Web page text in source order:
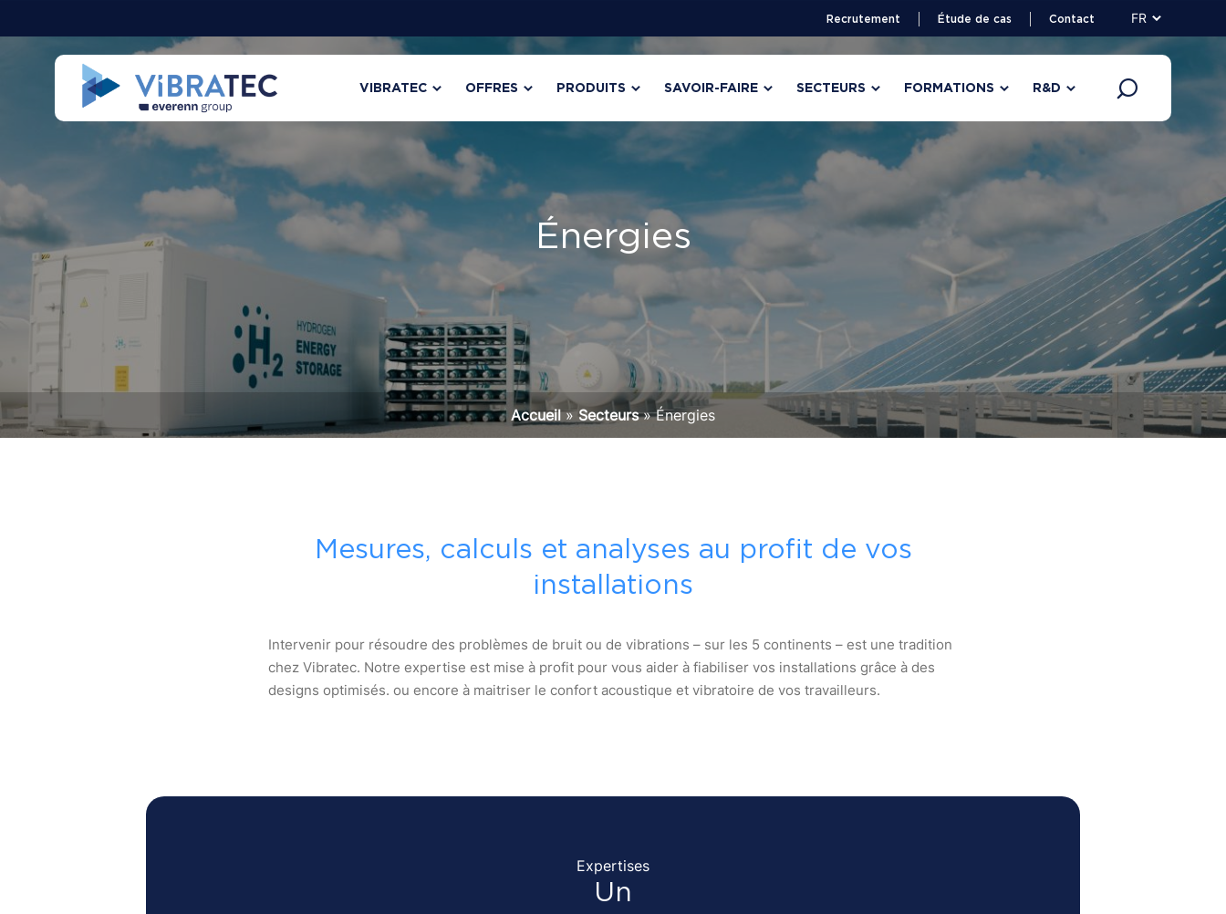
VIBRATEC OFFRES PRODUITS SAVOIR-FAIRE SECTEURS FORMATIONS R&D
Recrutement Étude de cas Contact FR
Énergies
Accueil»Secteurs»Énergies
Mesures, calculs et analyses au profit de vos
installations
Intervenir pour résoudre des problèmes de bruit ou de vibrations – sur les 5 continents – est une tradition
chez Vibratec. Notre expertise est mise à profit pour vous aider à fiabiliser vos installations grâce à des
designs optimisés. ou encore à maitriser le confort acoustique et vibratoire de vos travailleurs.
Expertises
Un